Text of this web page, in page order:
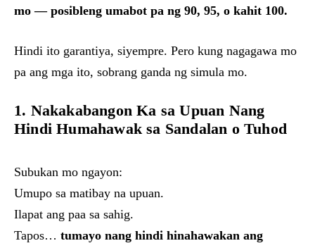
mo — posibleng umabot pa ng 90, 95, o kahit 100.
Hindi ito garantiya, siyempre. Pero kung nagagawa mo
pa ang mga ito, sobrang ganda ng simula mo.
1. Nakakabangon Ka sa Upuan Nang
Hindi Humahawak sa Sandalan o Tuhod
Subukan mo ngayon:
Umupo sa matibay na upuan.
Ilapat ang paa sa sahig.
Tapos… tumayo nang hindi hinahawakan ang